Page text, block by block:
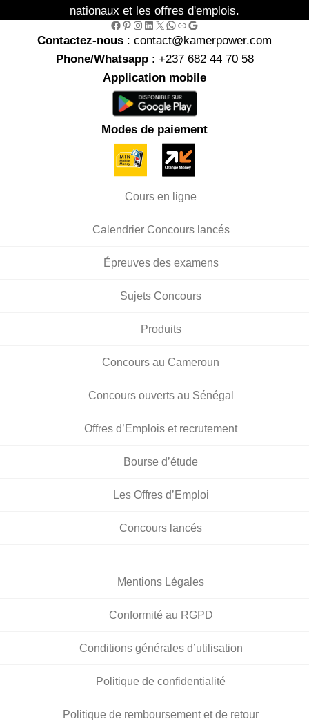
nationaux et les offres d'emplois.
Facebook Pinterest Instagram LinkedIn X WhatsApp Link Google
Contactez-nous : contact@kamerpower.com
Phone/Whatsapp: +237 682 44 70 58
Application mobile
Modes de paiement
Cours en ligne
Calendrier Concours lancés
Épreuves des examens
Sujets Concours
Produits
Concours au Cameroun
Concours ouverts au Sénégal
Offres d’Emplois et recrutement
Bourse d’étude
Les Offres d’Emploi
Concours lancés
Mentions Légales
Conformité au RGPD
Conditions générales d’utilisation
Politique de confidentialité
Politique de remboursement et de retour